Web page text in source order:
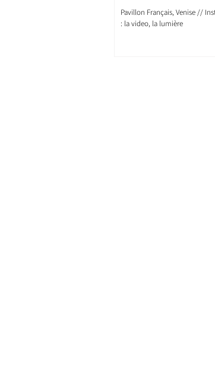
cataracte, Julien CREUZET
Pavillon Français, Venise // Installation iDzia
: la video, la lumière